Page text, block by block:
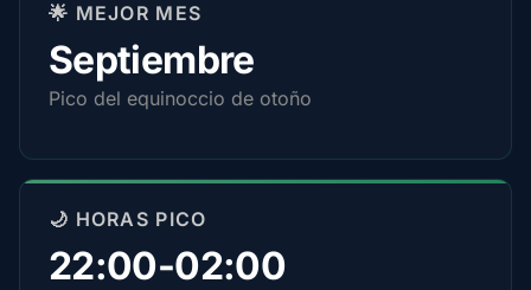
🌟 MEJOR MES
Septiembre
Pico del equinoccio de otoño
🌙 HORAS PICO
22:00-02:00